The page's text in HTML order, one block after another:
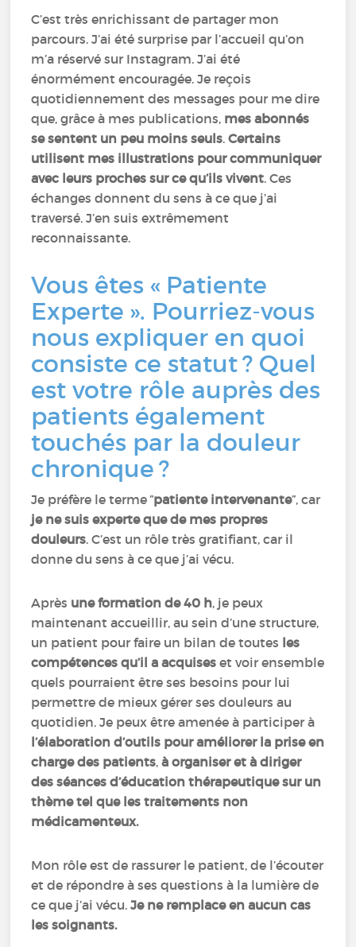
C’est très enrichissant de partager mon
parcours. J’ai été surprise par l’accueil qu’on
m’a réservé sur Instagram. J’ai été
énormément encouragée. Je reçois
quotidiennement des messages pour me dire
que, grâce à mes publications, mes abonnés
se sentent un peu moins seuls.Certains
utilisent mes illustrations pour communiquer
avec leurs proches sur ce qu’ils vivent. Ces
échanges donnent du sens à ce que j’ai
traversé. J’en suis extrêmement
reconnaissante.
Vous êtes « Patiente
Experte ». Pourriez-vous
nous expliquer en quoi
consiste ce statut ? Quel
est votre rôle auprès des
patients également
touchés par la douleur
chronique ?
Je préfère le terme ”patiente intervenante”, car
je ne suis experte que de mes propres
douleurs. C’est un rôle très gratifiant, car il
donne du sens à ce que j’ai vécu.
Après une formation de 40 h, je peux
maintenant accueillir, au sein d’une structure,
un patient pour faire un bilan de toutes les
compétences qu’il a acquises et voir ensemble
quels pourraient être ses besoins pour lui
permettre de mieux gérer ses douleurs au
quotidien. Je peux être amenée à participer à
l’élaboration d’outils pour améliorer la prise en
charge des patients,à organiser et à diriger
des séances d’éducation thérapeutique sur un
thème tel que les traitements non
médicamenteux.
Mon rôle est de rassurer le patient, de l’écouter
et de répondre à ses questions à la lumière de
ce que j’ai vécu.Je ne remplace en aucun cas
les soignants.